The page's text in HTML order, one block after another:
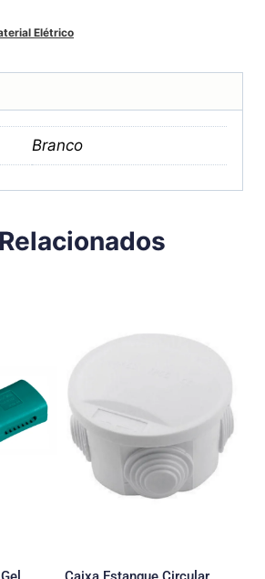
Elétrico
Branco